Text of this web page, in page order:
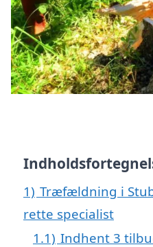
1) Træfældning i
rette specialist
1.1) Indhent 3